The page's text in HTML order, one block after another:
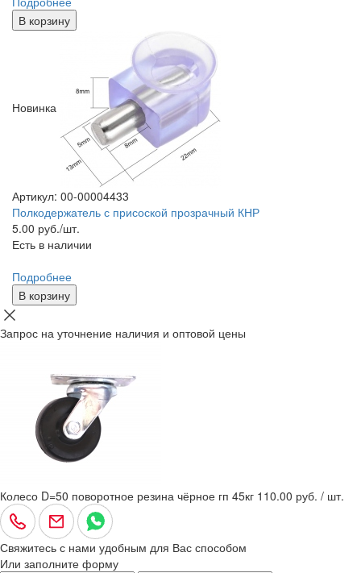
В корзину
Новинка
Артикул: 00-00004433
Полкодержатель с присоской прозрачный КНР
5.00 руб./шт.
Есть в наличии
Подробнее
В корзину
Запрос на уточнение наличия и оптовой цены
Колесо D=50 поворотное резина чёрное гп 45кг 110.00 руб. / шт.
Свяжитесь с нами удобным для Вас способом
Или заполните форму